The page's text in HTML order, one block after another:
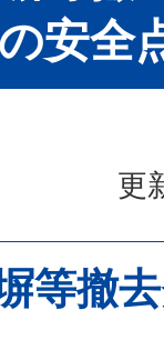
安全
更
等撤